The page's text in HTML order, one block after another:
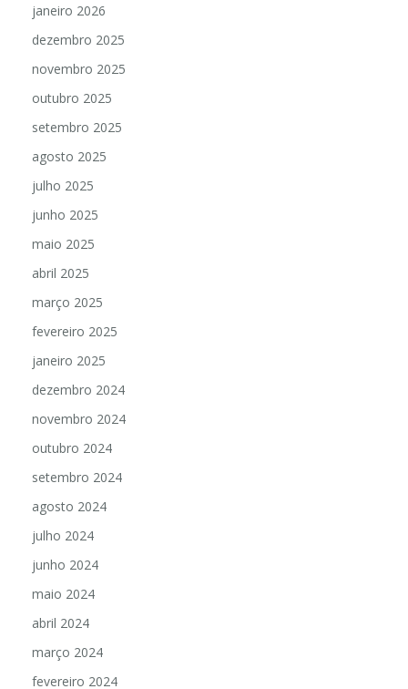
janeiro 2026
dezembro 2025
novembro 2025
outubro 2025
setembro 2025
agosto 2025
julho 2025
junho 2025
maio 2025
abril 2025
março 2025
fevereiro 2025
janeiro 2025
dezembro 2024
novembro 2024
outubro 2024
setembro 2024
agosto 2024
julho 2024
junho 2024
maio 2024
abril 2024
março 2024
fevereiro 2024